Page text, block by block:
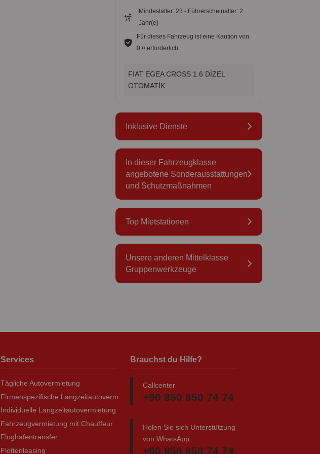
Mindestalter: 23 - Führerscheinalter: 2
Jahr(e)
Für dieses Fahrzeug ist eine Kaution von
0 ¤ erforderlich.
FIAT EGEA CROSS 1.6 DİZEL
OTOMATİK
Inklusive Dienste
In dieser Fahrzeugklasse
angebotene Sonderausstattungen
und Schutzmaßnahmen
Top Mietstationen
Unsere anderen Mittelklasse
Gruppenwerkzeuge
Services
Tägliche Autovermietung
Firmenspezifische Langzeitautovermietung
Individuelle Langzeitautovermietung
Fahrzeugvermietung mit Chauffeur
Flughafentransfer
Flottenleasing
Brauchst du Hilfe?
Callcenter
+90 850 850 74 74
Holen Sie sich Unterstützung
von WhatsApp
+90 850 850 74 74